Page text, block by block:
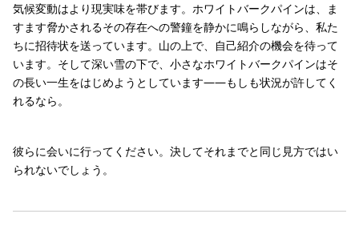
気候変動はより現実味を帯びます。ホワイトバークパインは、ま
すます脅かされるその存在への警鐘を静かに鳴らしながら、私た
ちに招待状を送っています。山の上で、自己紹介の機会を待って
います。そして深い雪の下で、小さなホワイトバークパインはそ
の長い一生をはじめようとしています――もしも状況が許してく
れるなら。
彼らに会いに行ってください。決してそれまでと同じ見方ではい
られないでしょう。